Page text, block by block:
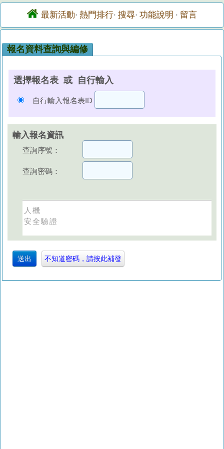
最新活動· 熱門排行· 搜尋· 功能說明 · 留言
報名資料查詢與編修
選擇報名表 或 自行輸入
自行輸入報名表ID
輸入報名資訊
查詢序號：
查詢密碼：
人機
安全驗證